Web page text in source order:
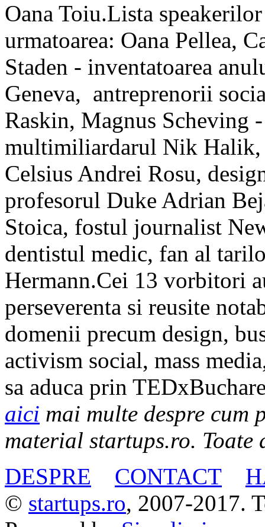
Oana Toiu.Lista
urmatoarea: Oana Pellea,
Staden - inventatoarea
Geneva, antreprenorii
Raskin, Magnus Scheving
multimiliardarul Nik Halik,
Celsius Andrei Rosu,
profesorul Duke Adrian
Stoica, fostul journalist
dentistul medic, fan al
Hermann.Cei 13 vorbitori
perseverenta si reusite
domenii precum design,
activism social, mass
sa aduca prin
aici mai multe despre cum
material startups.ro. Toate
DESPRE
CONTACT
© startups.ro, 2007-2017.